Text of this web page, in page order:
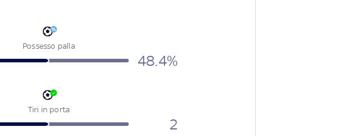
Possesso palla
48.4%
Tiri in porta
2